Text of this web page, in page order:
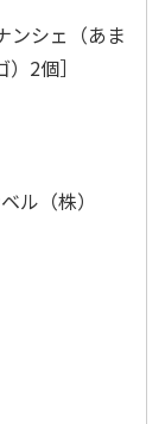
ンシェ（あま
2個］
（株）